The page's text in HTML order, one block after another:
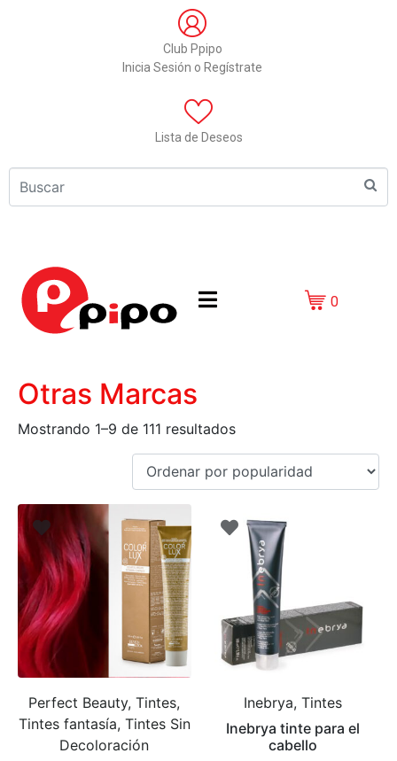
Club Ppipo
Inicia Sesión o Regístrate
Lista de Deseos
0
Otras Marcas
Mostrando 1–9 de 111 resultados
Perfect Beauty, Tintes,
Tintes fantasía, Tintes Sin
Decoloración
Inebrya, Tintes
Inebrya tinte para el
cabello